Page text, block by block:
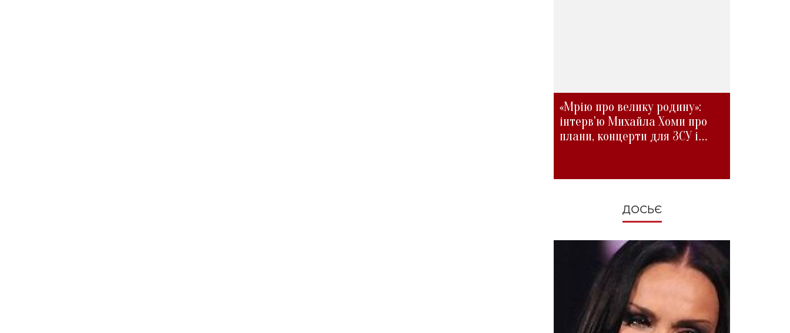
«Мрію про велику родину»:
інтерв'ю Михайла Хоми про
плани, концерти для ЗСУ і
ДОСЬЄ